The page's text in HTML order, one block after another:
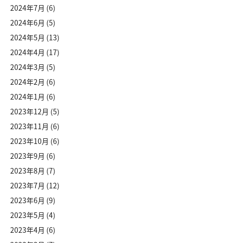
2024年7月 (6)
2024年6月 (5)
2024年5月 (13)
2024年4月 (17)
2024年3月 (5)
2024年2月 (6)
2024年1月 (6)
2023年12月 (5)
2023年11月 (6)
2023年10月 (6)
2023年9月 (6)
2023年8月 (7)
2023年7月 (12)
2023年6月 (9)
2023年5月 (4)
2023年4月 (6)